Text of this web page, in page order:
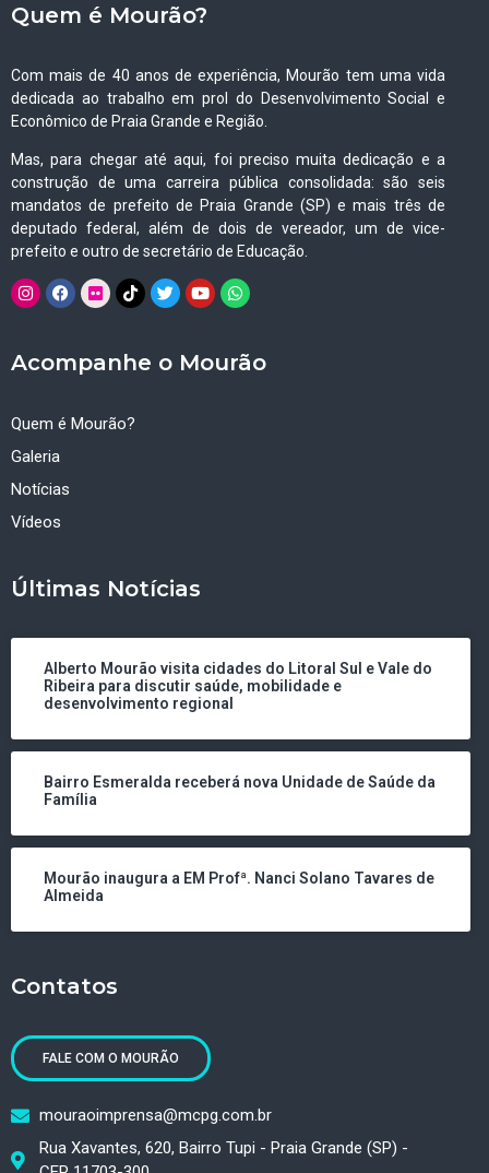
Quem é Mourão?
Com mais de 40 anos de experiência, Mourão tem uma vida
dedicada ao trabalho em prol do Desenvolvimento Social e
Econômico de Praia Grande e Região.
Mas, para chegar até aqui, foi preciso muita dedicação e a
construção de uma carreira pública consolidada: são seis
mandatos de prefeito de Praia Grande (SP) e mais três de
deputado federal, além de dois de vereador, um de vice-
prefeito e outro de secretário de Educação.
Acompanhe o Mourão
Quem é Mourão?
Galeria
Notícias
Vídeos
Últimas Notícias
Alberto Mourão visita cidades do Litoral Sul e Vale do
Ribeira para discutir saúde, mobilidade e
desenvolvimento regional
Bairro Esmeralda receberá nova Unidade de Saúde da
Família
Mourão inaugura a EM Profª. Nanci Solano Tavares de
Almeida
Contatos
FALE COM O MOURÃO
mouraoimprensa@mcpg.com.br
Rua Xavantes, 620, Bairro Tupi - Praia Grande (SP) -